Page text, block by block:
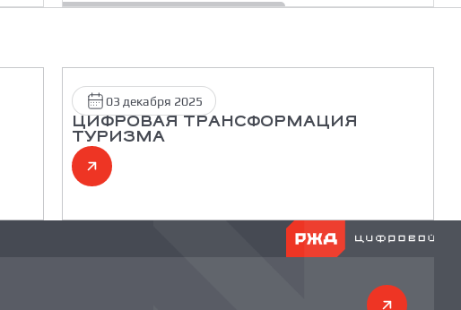
03 декабря 2025
ЦИФРОВАЯ ТРАНСФОРМАЦИЯ
ТУРИЗМА